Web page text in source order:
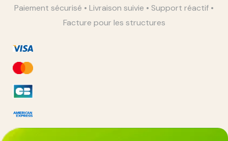
Paiement sécurisé • Livraison suivie • Support réactif •
Facture pour les structures